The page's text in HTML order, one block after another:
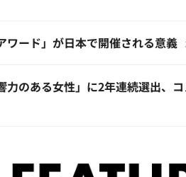
ワード」が日本で開催される意義
のある女性」に2年連続選出、